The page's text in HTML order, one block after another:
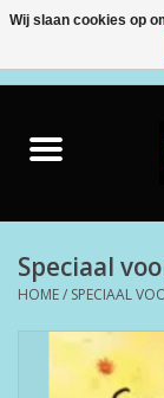
Speelgoed
Speciaal
HOME/ SPECIAAL
Wij slaan cookies op